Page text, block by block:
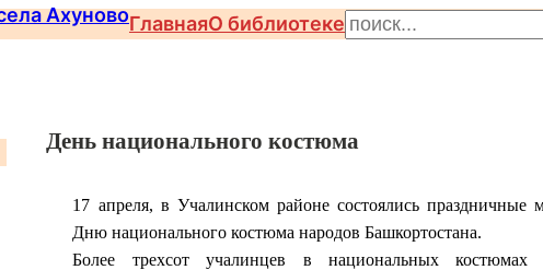
ГлавнаяО библиотекеП
к
День национального костюма
17 апреля, в Учалинском районе состоялись праздничные
Дню национального костюма народов Башкортостана.
Более трехсот учалинцев в национальных